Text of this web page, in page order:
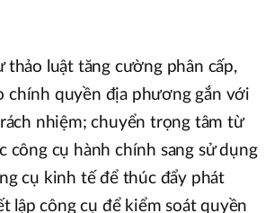
thảo luật tăng cường phân cấp,
chính quyền địa phương gắn với
nhiệm; chuyển trọng tâm từ
công cụ hành chính sang sử dụng
cụ kinh tế để thúc đẩy phát
lập công cụ để kiểm soát quyền